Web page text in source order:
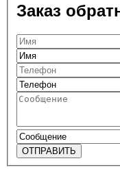
Заказ
ОТПРАВИТЬ